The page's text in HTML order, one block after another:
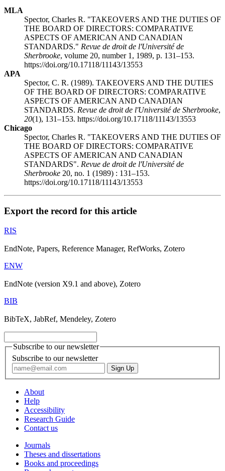
MLA
Spector, Charles R. "TAKEOVERS AND THE DUTIES OF
THE BOARD OF DIRECTORS: COMPARATIVE
ASPECTS OF AMERICAN AND CANADIAN
STANDARDS." Revue de droit de l'Université de
Sherbrooke, volume 20, number 1, 1989, p. 131–153.
https://doi.org/10.17118/11143/13553
APA
Spector, C. R. (1989). TAKEOVERS AND THE DUTIES
OF THE BOARD OF DIRECTORS: COMPARATIVE
ASPECTS OF AMERICAN AND CANADIAN
STANDARDS. Revue de droit de l'Université de Sherbrooke,
20(1), 131–153. https://doi.org/10.17118/11143/13553
Chicago
Spector, Charles R. "TAKEOVERS AND THE DUTIES OF
THE BOARD OF DIRECTORS: COMPARATIVE
ASPECTS OF AMERICAN AND CANADIAN
STANDARDS". Revue de droit de l'Université de
Sherbrooke 20, no. 1 (1989) : 131–153.
https://doi.org/10.17118/11143/13553
Export the record for this article
RIS
EndNote, Papers, Reference Manager, RefWorks, Zotero
ENW
EndNote (version X9.1 and above), Zotero
BIB
BibTeX, JabRef, Mendeley, Zotero
Subscribe to our newsletter
Subscribe to our newsletter
About
Help
Accessibility
Research Guide
Contact us
Journals
Theses and dissertations
Books and proceedings